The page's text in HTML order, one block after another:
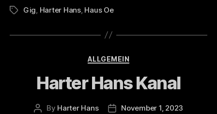
TagsGig, Harter Hans, Haus Oe
Categories
ALLGEMEIN
Harter Hans Kanal
Post
By Harter Hans
PostNovember 1, 2023